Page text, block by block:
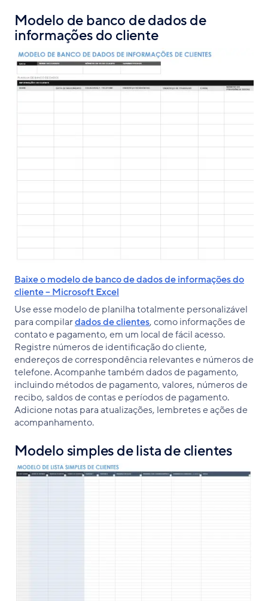
Modelo de banco de dados de
informações do cliente
Baixe o modelo de banco de dados de informações do
cliente – Microsoft Excel
Use esse modelo de planilha totalmente personalizável
para compilardados de clientes, como informações de
contato e pagamento, em um local de fácil acesso.
Registre números de identificação do cliente,
endereços de correspondência relevantes e números de
telefone. Acompanhe também dados de pagamento,
incluindo métodos de pagamento, valores, números de
recibo, saldos de contas e períodos de pagamento.
Adicione notas para atualizações, lembretes e ações de
acompanhamento.
Modelo simples de lista de clientes